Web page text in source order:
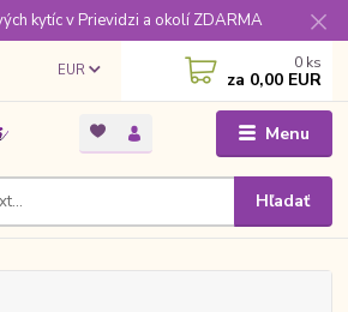
kytíc v Prievidzi a okolí ZDARMA
Menu
EUR
Hľadať
0 ks
za 0,00 EUR